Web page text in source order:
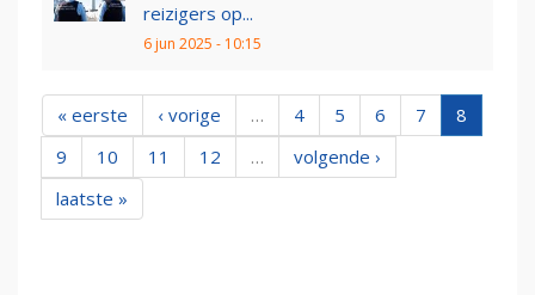
reizigers op...
6 jun 2025 - 10:15
« eerste ‹ vorige … 4 5 6 7
8
9
10 11 12 …
volgende ›
laatste »